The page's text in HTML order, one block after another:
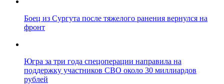
Боец из Сургута после тяжелого ранения вернулся на
фронт
Югра за три года спецоперации направила на
поддержку участников СВО около 30 миллиардов
рублей